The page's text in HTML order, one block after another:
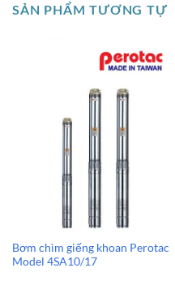
SẢN PHẨM TƯƠNG TỰ
Bơm chìm giếng khoan Perotac
Model 4SA10/17